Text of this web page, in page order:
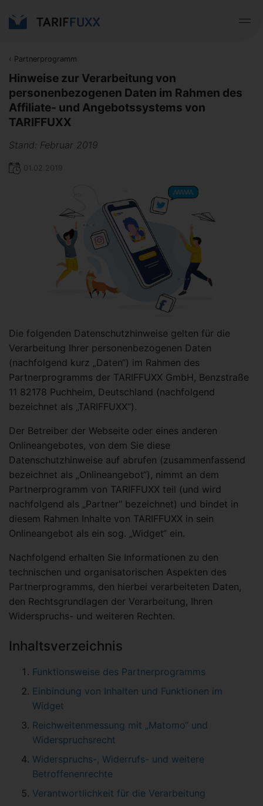
‹ Partnerprogramm
Hinweise zur Verarbeitung von
personenbezogenen Daten im Rahmen des
Affiliate- und Angebotssystems von
TARIFFUXX
Stand: Februar 2019
01.02.2019
Die folgenden Datenschutzhinweise gelten für die
Verarbeitung Ihrer personenbezogenen Daten
(nachfolgend kurz „Daten“) im Rahmen des
Partnerprogramms der TARIFFUXX GmbH, Benzstraße
11 82178 Puchheim, Deutschland (nachfolgend
bezeichnet als „TARIFFUXX“).
Der Betreiber der Webseite oder eines anderen
Onlineangebotes, von dem Sie diese
Datenschutzhinweise auf abrufen (zusammenfassend
bezeichnet als „Onlineangebot“), nimmt an dem
Partnerprogramm von TARIFFUXX teil (und wird
nachfolgend als „Partner“ bezeichnet) und bindet in
diesem Rahmen Inhalte von TARIFFUXX in sein
Onlineangebot als ein sog. „Widget“ ein.
Nachfolgend erhalten Sie Informationen zu den
technischen und organisatorischen Aspekten des
Partnerprogramms, den hierbei verarbeiteten Daten,
den Rechtsgrundlagen der Verarbeitung, Ihren
Widerspruchs- und weiteren Rechten.
Inhaltsverzeichnis
Funktionsweise des Partnerprogramms
Einbindung von Inhalten und Funktionen im
Widget
Reichweitenmessung mit „Matomo“ und
Widerspruchsrecht
Widerspruchs-, Widerrufs- und weitere
Betroffenenrechte
Verantwortlichkeit für die Verarbeitung